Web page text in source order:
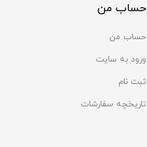
حساب من
حساب من
ورود به سایت
ثبت نام
تاریخچه سفارشات